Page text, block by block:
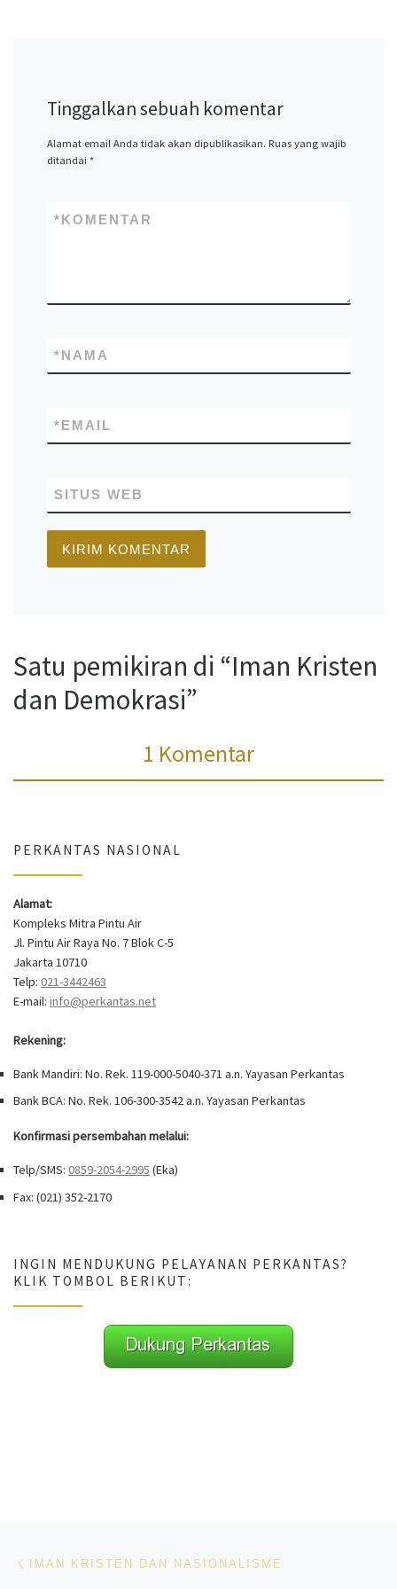
Tinggalkan sebuah komentar
Alamat email Anda tidak akan dipublikasikan. Ruas yang wajib
ditandai *
KOMENTAR
*
NAMA
*
EMAIL
*
SITUS WEB
Satu pemikiran di “Iman Kristen
dan Demokrasi”
1 Komentar
PERKANTAS NASIONAL
Alamat:
Kompleks Mitra Pintu Air
Jl. Pintu Air Raya No. 7 Blok C-5
Jakarta 10710
Telp: 021-3442463
E-mail: info@perkantas.net
Rekening:
Bank Mandiri: No. Rek. 119-000-5040-371 a.n. Yayasan Perkantas
Bank BCA: No. Rek. 106-300-3542 a.n. Yayasan Perkantas
Konfirmasi persembahan melalui:
Telp/SMS: 0859-2054-2995 (Eka)
Fax: (021) 352-2170
INGIN MENDUKUNG PELAYANAN PERKANTAS?
KLIK TOMBOL BERIKUT:
Navigasi pos
IMAN KRISTEN DAN NASIONALISME